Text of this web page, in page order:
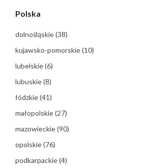
Polska
dolnośląskie(38)
kujawsko-pomorskie(10)
lubelskie(6)
lubuskie(8)
łódzkie(41)
małopolskie(27)
mazowieckie(90)
opolskie(76)
podkarpackie(4)